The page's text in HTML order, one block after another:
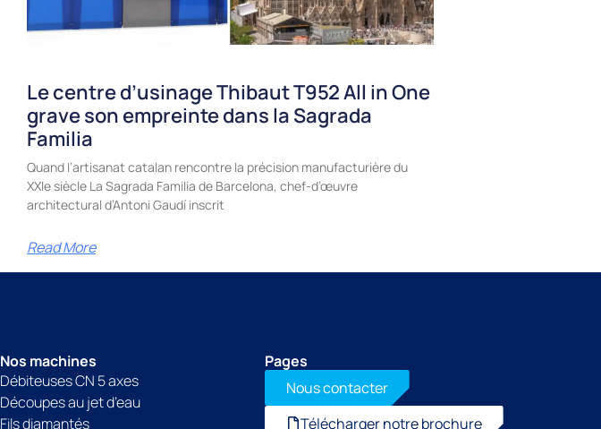
Le centre d’usinage Thibaut T952 All in One
grave son empreinte dans la Sagrada
Familia
Quand l’artisanat catalan rencontre la précision manufacturière du
XXIe siècle La Sagrada Familia de Barcelona, chef-d’œuvre
architectural d’Antoni Gaudí inscrit
Read More
Nos machines
Débiteuses CN 5 axes
Découpes au jet d’eau
Fils diamantés
Pages
Nous contacter
Télécharger notre brochure